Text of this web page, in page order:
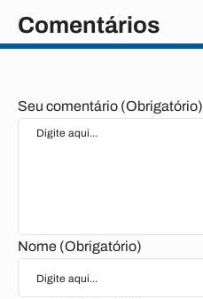
Comentários
Seu comentário (Obrigatório)
Nome (Obrigatório)